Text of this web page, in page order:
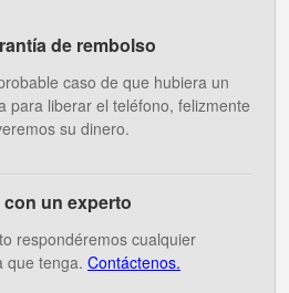
de rembolso
caso de que hubiera un
para liberar el teléfono, felizmente
su dinero.
con un experto
respondéremos cualquier
que tenga. Contáctenos.